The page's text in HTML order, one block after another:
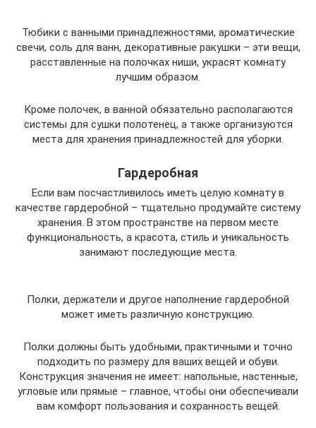
Тюбики с ванными принадлежностями, ароматические
свечи, соль для ванн, декоративные ракушки – эти вещи,
расставленные на полочках ниши, украсят комнату
лучшим образом.
Кроме полочек, в ванной обязательно располагаются
системы для сушки полотенец, а также организуются
места для хранения принадлежностей для уборки.
Гардеробная
Если вам посчастливилось иметь целую комнату в
качестве гардеробной – тщательно продумайте систему
хранения. В этом пространстве на первом месте
функциональность, а красота, стиль и уникальность
занимают последующие места.
Полки, держатели и другое наполнение гардеробной
может иметь различную конструкцию.
Полки должны быть удобными, практичными и точно
подходить по размеру для ваших вещей и обуви.
Конструкция значения не имеет: напольные, настенные,
угловые или прямые – главное, чтобы они обеспечивали
вам комфорт пользования и сохранность вещей.